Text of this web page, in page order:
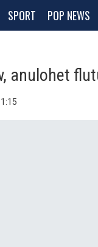
SPORT POP NEWS
anulohet